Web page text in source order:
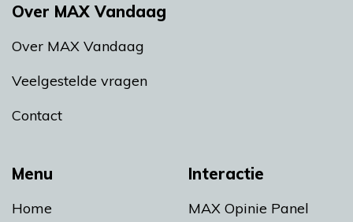
Menu
Home
Interactie
MAX Opinie Panel
Over MAX Vandaag
Over MAX Vandaag
Veelgestelde vragen
Contact